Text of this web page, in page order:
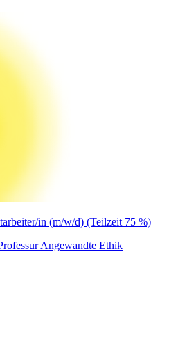
in (m/w/d) (Teilzeit 75 %)
Angewandte Ethik